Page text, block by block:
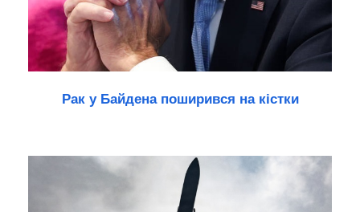
Рак у Байдена поширився на кістки